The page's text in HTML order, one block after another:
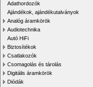
Adathordozók
Ajándékok, ajándékutalványok
Analóg áramkörök
Audiotechnika
Autó HiFi
Biztosítékok
Csatlakozók
Csomagolás és tárolás
Digitális áramkörök
Diódák